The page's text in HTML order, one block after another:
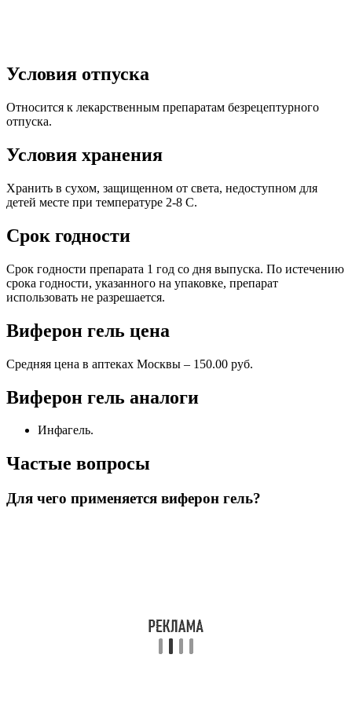
Условия отпуска
Относится к лекарственным препаратам безрецептурного
отпуска.
Условия хранения
Хранить в сухом, защищенном от света, недоступном для
детей месте при температуре 2-8 С.
Срок годности
Срок годности препарата 1 год со дня выпуска. По истечению
срока годности, указанного на упаковке, препарат
использовать не разрешается.
Виферон гель цена
Средняя цена в аптеках Москвы – 150.00 руб.
Виферон гель аналоги
Инфагель.
Частые вопросы
Для чего применяется виферон гель?